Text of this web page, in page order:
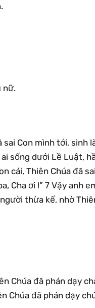
nữ.
Con mình tới, sinh
sống dưới Lề Luật,
cái, Thiên Chúa đã
Cha ơi !” 7 Vậy anh
thừa kế, nhờ
Chúa đã phán dạy
Chúa đã phán dạy